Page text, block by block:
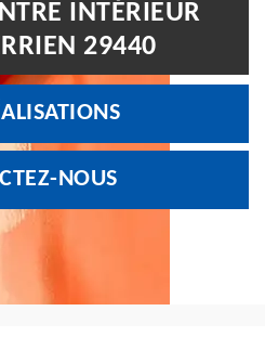
INTÉRIEUR
29440
NOUS